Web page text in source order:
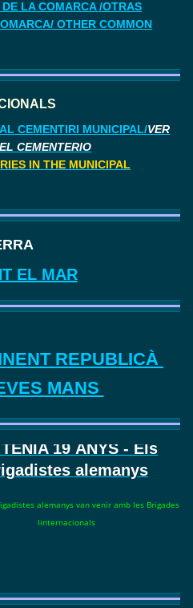
LA COMARCA /OTRAS
OTHER COMMON
CEMENTIRI MUNICIPAL/VER
CEMENTERIO
IN THE MUNICIPAL
EL MAR
REPUBLICÀ
MANS
19 ANYS - Els
alemanys
alemanys van venir amb les Brigades
Iinternacionals